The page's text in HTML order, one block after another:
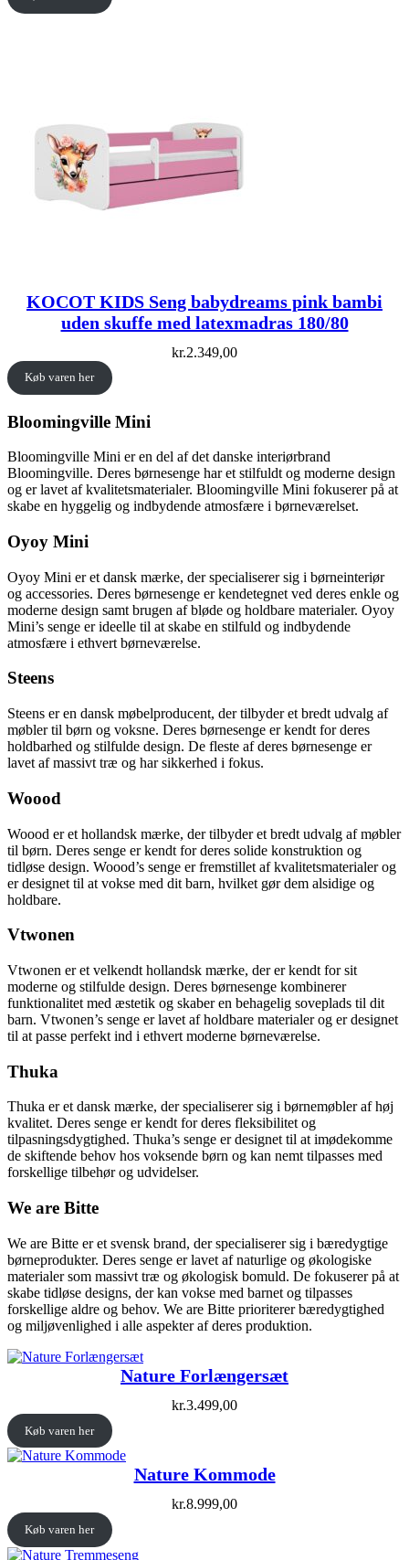
KOCOT KIDS Seng babydreams pink bambi
uden skuffe med latexmadras 180/80
kr.2.349,00
Køb varen her
Bloomingville Mini
Bloomingville Mini er en del af det danske interiørbrand
Bloomingville. Deres børnesenge har et stilfuldt og moderne design
og er lavet af kvalitetsmaterialer. Bloomingville Mini fokuserer på at
skabe en hyggelig og indbydende atmosfære i børneværelset.
Oyoy Mini
Oyoy Mini er et dansk mærke, der specialiserer sig i børneinteriør
og accessories. Deres børnesenge er kendetegnet ved deres enkle og
moderne design samt brugen af bløde og holdbare materialer. Oyoy
Mini’s senge er ideelle til at skabe en stilfuld og indbydende
atmosfære i ethvert børneværelse.
Steens
Steens er en dansk møbelproducent, der tilbyder et bredt udvalg af
møbler til børn og voksne. Deres børnesenge er kendt for deres
holdbarhed og stilfulde design. De fleste af deres børnesenge er
lavet af massivt træ og har sikkerhed i fokus.
Woood
Woood er et hollandsk mærke, der tilbyder et bredt udvalg af møbler
til børn. Deres senge er kendt for deres solide konstruktion og
tidløse design. Woood’s senge er fremstillet af kvalitetsmaterialer og
er designet til at vokse med dit barn, hvilket gør dem alsidige og
holdbare.
Vtwonen
Vtwonen er et velkendt hollandsk mærke, der er kendt for sit
moderne og stilfulde design. Deres børnesenge kombinerer
funktionalitet med æstetik og skaber en behagelig soveplads til dit
barn. Vtwonen’s senge er lavet af holdbare materialer og er designet
til at passe perfekt ind i ethvert moderne børneværelse.
Thuka
Thuka er et dansk mærke, der specialiserer sig i børnemøbler af høj
kvalitet. Deres senge er kendt for deres fleksibilitet og
tilpasningsdygtighed. Thuka’s senge er designet til at imødekomme
de skiftende behov hos voksende børn og kan nemt tilpasses med
forskellige tilbehør og udvidelser.
We are Bitte
We are Bitte er et svensk brand, der specialiserer sig i bæredygtige
børneprodukter. Deres senge er lavet af naturlige og økologiske
materialer som massivt træ og økologisk bomuld. De fokuserer på at
skabe tidløse designs, der kan vokse med barnet og tilpasses
forskellige aldre og behov. We are Bitte prioriterer bæredygtighed
og miljøvenlighed i alle aspekter af deres produktion.
Nature Forlængersæt
kr.3.499,00
Køb varen her
Nature Kommode
kr.8.999,00
Køb varen her